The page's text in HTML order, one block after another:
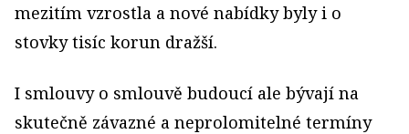
mezitím vzrostla a nové nabídky byly i o
stovky tisíc korun dražší.
I smlouvy o smlouvě budoucí ale bývají na
skutečně závazné a neprolomitelné termíny